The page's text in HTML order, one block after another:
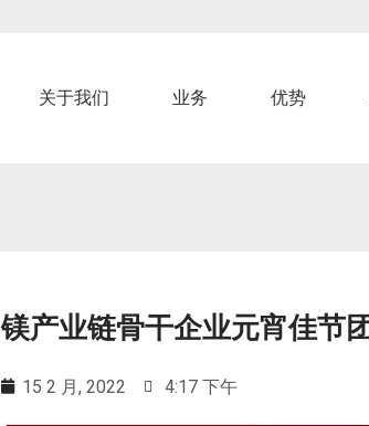
关于我们 业务 优势
镁产业链骨干企业元宵佳节
15 2 月, 2022 4:17 下午